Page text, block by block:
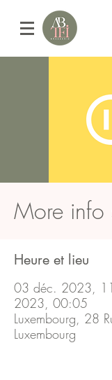
More info
Heure et lieu
03 déc. 2023,
2023, 00:05
Luxembourg, 28
Luxembourg